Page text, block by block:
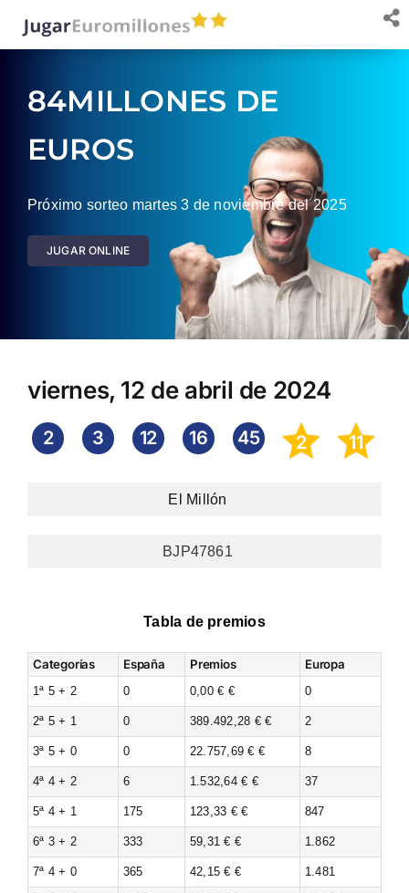
84MILLONES DE
EUROS
Próximo sorteo martes 3 de noviembre del 2025
JUGAR ONLINE
viernes, 12 de abril de 2024
2 3 12 16 45 2 11
El Millón
BJP47861
Tabla de premios
Categorías España Premios Europa
1ª 5 + 2 0 0,00 € € 0
2ª 5 + 1 0 389.492,28 € € 2
3ª 5 + 0 0 22.757,69 € € 8
4ª 4 + 2 6 1.532,64 € € 37
5ª 4 + 1 175 123,33 € € 847
6ª 3 + 2 333 59,31 € € 1.862
7ª 4 + 0 365 42,15 € € 1.481